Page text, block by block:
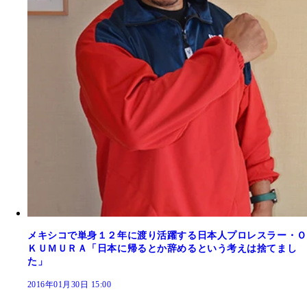
メキシコで単身１２年に渡り活躍する日本人プロレスラー・Ｏ
ＫＵＭＵＲＡ「日本に帰るとか辞めるという考えは捨てまし
た」
2016年01月30日 15:00